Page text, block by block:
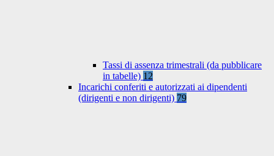
Tassi di assenza trimestrali (da pubblicare
in tabelle) 12
Incarichi conferiti e autorizzati ai dipendenti
(dirigenti e non dirigenti) 79